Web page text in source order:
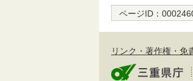
ページID：
リンク・著作権・免